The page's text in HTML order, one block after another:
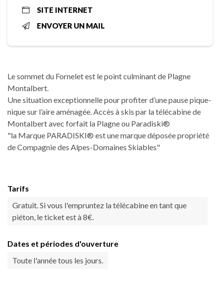
SITE INTERNET
ENVOYER UN MAIL
Le sommet du Fornelet est le point culminant de Plagne
Montalbert.
Une situation exceptionnelle pour profiter d’une pause pique-
nique sur l’aire aménagée. Accès à skis par la télécabine de
Montalbert avec forfait la Plagne ou Paradiski®
"la Marque PARADISKI® est une marque déposée propriété
de Compagnie des Alpes-Domaines Skiables"
Tarifs
Gratuit. Si vous l'empruntez la télécabine en tant que
piéton, le ticket est à 8€.
Dates et périodes d'ouverture
Toute l'année tous les jours.